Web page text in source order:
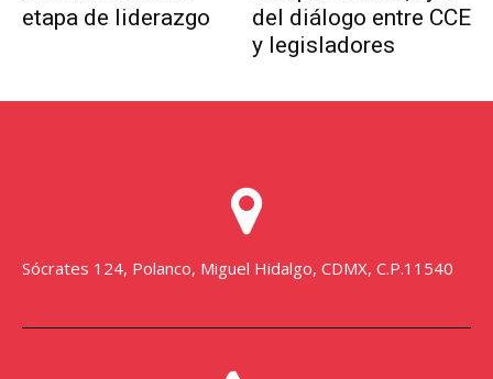
Sócrates 124, Polanco, Miguel Hidalgo, CDMX, C.P.11540